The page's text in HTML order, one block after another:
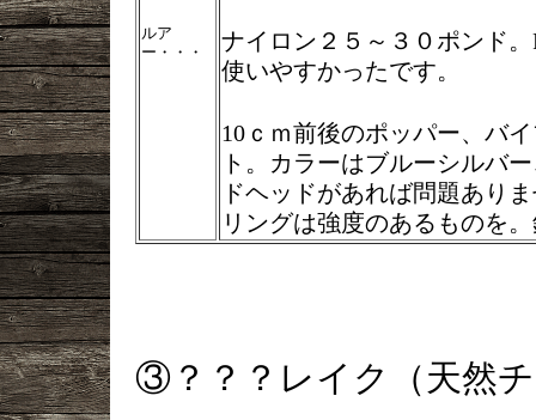
ルア
ー・・・
ナイロン２５～３０ポンド
使いやすかったです。
10ｃｍ前後のポッパー、バ
ト。カラーはブルーシルバ
ドヘッドがあれば問題あり
リングは強度のあるものを
③？？？レイク（天然